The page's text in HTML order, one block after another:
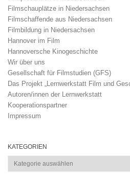
Filmschauplätze in Niedersachsen
Filmschaffende aus Niedersachsen
Filmbildung in Niedersachsen
Hannover im Film
Hannoversche Kinogeschichte
Wir über uns
Gesellschaft für Filmstudien (GFS)
Das Projekt „Lernwerkstatt Film und
Autoren/innen der Lernwerkstatt
Kooperationspartner
Impressum
KATEGORIEN
Kategorien